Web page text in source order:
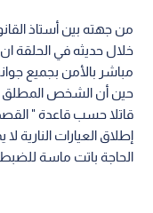
من جهته بين أستاذ
خلال حديثه في الحلقة
مباشر بالأمن بجميع
حين أن الشخص المطلق
قاتلا حسب قاعدة "
إطلاق العيارات
الحاجة باتت ماسة للضبط